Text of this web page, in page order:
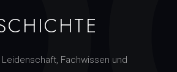
Fachwissen und